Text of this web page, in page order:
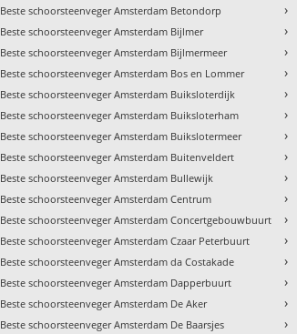
Beste schoorsteenveger Amsterdam Betondorp
Beste schoorsteenveger Amsterdam Bijlmer
Beste schoorsteenveger Amsterdam Bijlmermeer
Beste schoorsteenveger Amsterdam Bos en Lommer
Beste schoorsteenveger Amsterdam Buiksloterdijk
Beste schoorsteenveger Amsterdam Buiksloterham
Beste schoorsteenveger Amsterdam Buikslotermeer
Beste schoorsteenveger Amsterdam Buitenveldert
Beste schoorsteenveger Amsterdam Bullewijk
Beste schoorsteenveger Amsterdam Centrum
Beste schoorsteenveger Amsterdam Concertgebouwbuurt
Beste schoorsteenveger Amsterdam Czaar Peterbuurt
Beste schoorsteenveger Amsterdam da Costakade
Beste schoorsteenveger Amsterdam Dapperbuurt
Beste schoorsteenveger Amsterdam De Aker
Beste schoorsteenveger Amsterdam De Baarsjes
›
›
›
›
›
›
›
›
›
›
›
›
›
›
›
›